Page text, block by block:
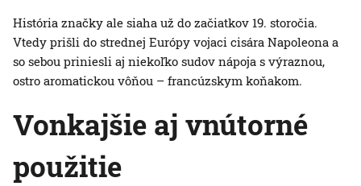
História značky ale siaha už do začiatkov 19. storočia.
Vtedy prišli do strednej Európy vojaci cisára Napoleona a
so sebou priniesli aj niekoľko sudov nápoja s výraznou,
ostro aromatickou vôňou – francúzskym koňakom.
Vonkajšie aj vnútorné
použitie